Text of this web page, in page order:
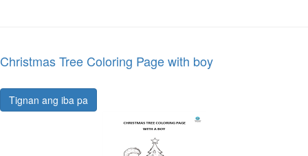
Christmas Tree Coloring Page with boy
Tignan ang iba pa